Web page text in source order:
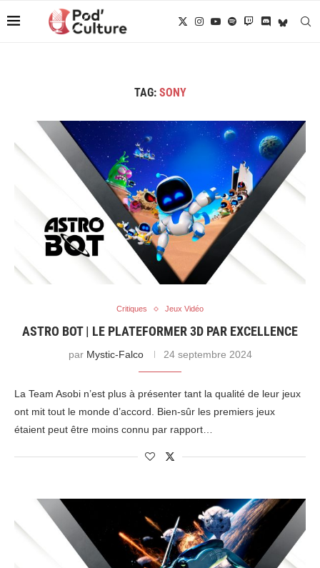
TAG: SONY
Critiques Jeux Vidéo
ASTRO BOT | LE PLATEFORMER 3D PAR EXCELLENCE
par Mystic-Falco 24 septembre 2024
La Team Asobi n’est plus à présenter tant la qualité de leur jeux
ont mit tout le monde d’accord. Bien-sûr les premiers jeux
étaient peut être moins connu par rapport…